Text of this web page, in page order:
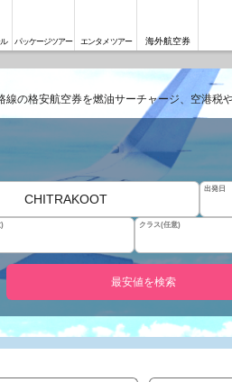
パッケージツアー エンタメツアー 海外航空券
線の格安航空券を燃油サーチャージ、空港税
CHITRAKOOT
出発日
) クラス(任意)
最安値を検索